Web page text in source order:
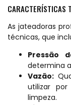
CARACTERÍSTICAS
As jateadoras
técnicas, que
Pressão
determina
Vazão:
utilizar
limpeza.